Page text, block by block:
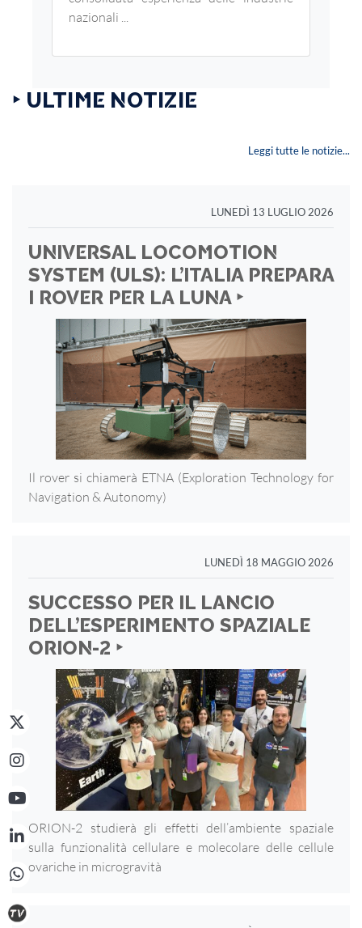
nazionali ...
‣ ULTIME NOTIZIE
Leggi tutte le notizie...
LUNEDÌ 13 LUGLIO 2026
UNIVERSAL LOCOMOTION
SYSTEM (ULS): L’ITALIA PREPARA
I ROVER PER LA LUNA ‣
Il rover si chiamerà ETNA (Exploration Technology for
Navigation & Autonomy)
LUNEDÌ 18 MAGGIO 2026
SUCCESSO PER IL LANCIO
DELL’ESPERIMENTO SPAZIALE
ORION-2 ‣
ORION-2 studierà gli effetti dell’ambiente spaziale
sulla funzionalità cellulare e molecolare delle cellule
ovariche in microgravità